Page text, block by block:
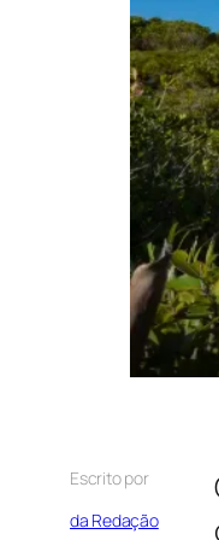
Escrito por
da Redação